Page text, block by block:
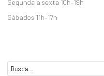
Segunda a sexta 10h–19h
Sábados 11h–17h